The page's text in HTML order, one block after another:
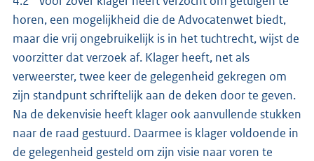
horen, een mogelijkheid die de Advocatenwet biedt,
maar die vrij ongebruikelijk is in het tuchtrecht, wijst de
voorzitter dat verzoek af. Klager heeft, net als
verweerster, twee keer de gelegenheid gekregen om
zijn standpunt schriftelijk aan de deken door te geven.
Na de dekenvisie heeft klager ook aanvullende stukken
naar de raad gestuurd. Daarmee is klager voldoende in
de gelegenheid gesteld om zijn visie naar voren te